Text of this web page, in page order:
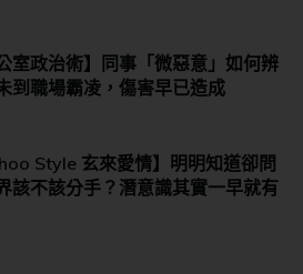
公室政治術】同事「微惡意」如何辨
到職場霸凌，傷害早已造成
Style 玄來愛情】明明知道卻問
該不該分手？潛意識其實一早就有